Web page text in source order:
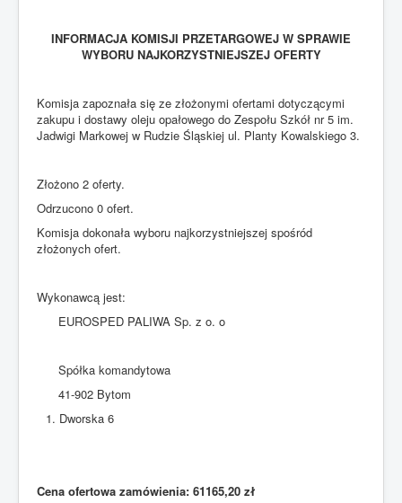
INFORMACJA KOMISJI PRZETARGOWEJ W SPRAWIE
WYBORU NAJKORZYSTNIEJSZEJ OFERTY
Komisja zapoznała się ze złożonymi ofertami dotyczącymi
zakupu i dostawy oleju opałowego do Zespołu Szkół nr 5 im.
Jadwigi Markowej w Rudzie Śląskiej ul. Planty Kowalskiego 3.
Złożono 2 oferty.
Odrzucono 0 ofert.
Komisja dokonała wyboru najkorzystniejszej spośród
złożonych ofert.
Wykonawcą jest:
EUROSPED PALIWA Sp. z o. o
Spółka komandytowa
41-902 Bytom
Dworska 6
Cena ofertowa zamówienia: 61165,20 zł